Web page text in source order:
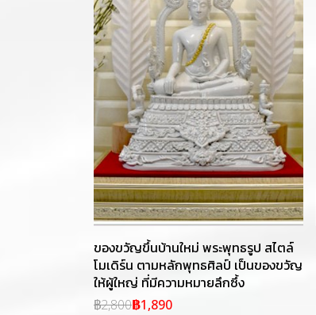
ของขวัญขึ้นบ้านใหม่ พระพุทธรูป สไตล์
โมเดิร์น ตามหลักพุทธศิลป์ เป็นของขวัญ
ให้ผู้ใหญ่ ที่มีความหมายลึกซึ้ง
฿2,800฿1,890